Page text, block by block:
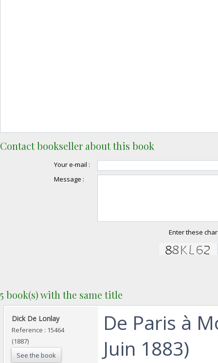
Contact bookseller about this book
Your e-mail :
Message :
Enter these
5 book(s) with the same title
‎Dick De Lonlay‎
Reference : 15464
(1887)
See the book
‎De Paris à
Juin 1883)‎